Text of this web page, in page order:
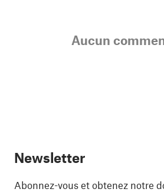
Aucun
Newsletter
Abonnez-vous et obtenez notre